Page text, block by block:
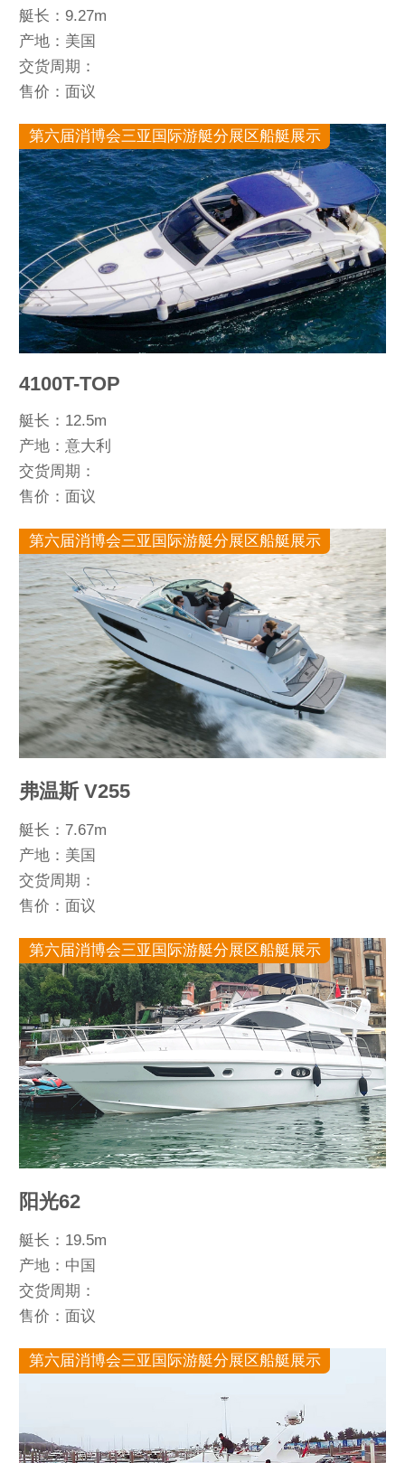
艇长：9.27m
产地：美国
交货周期：
售价：面议
第六届消博会三亚国际游艇分展区船艇展示
4100T-TOP
艇长：12.5m
产地：意大利
交货周期：
售价：面议
第六届消博会三亚国际游艇分展区船艇展示
弗温斯 V255
艇长：7.67m
产地：美国
交货周期：
售价：面议
第六届消博会三亚国际游艇分展区船艇展示
阳光62
艇长：19.5m
产地：中国
交货周期：
售价：面议
第六届消博会三亚国际游艇分展区船艇展示